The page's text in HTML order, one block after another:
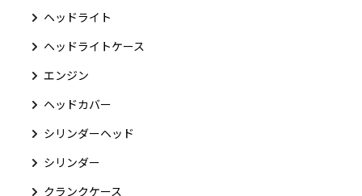
ヘッドライト
ヘッドライトケース
エンジン
ヘッドカバー
シリンダーヘッド
シリンダー
クランクケース